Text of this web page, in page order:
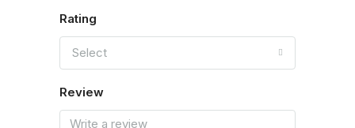
Rating
Select
Review